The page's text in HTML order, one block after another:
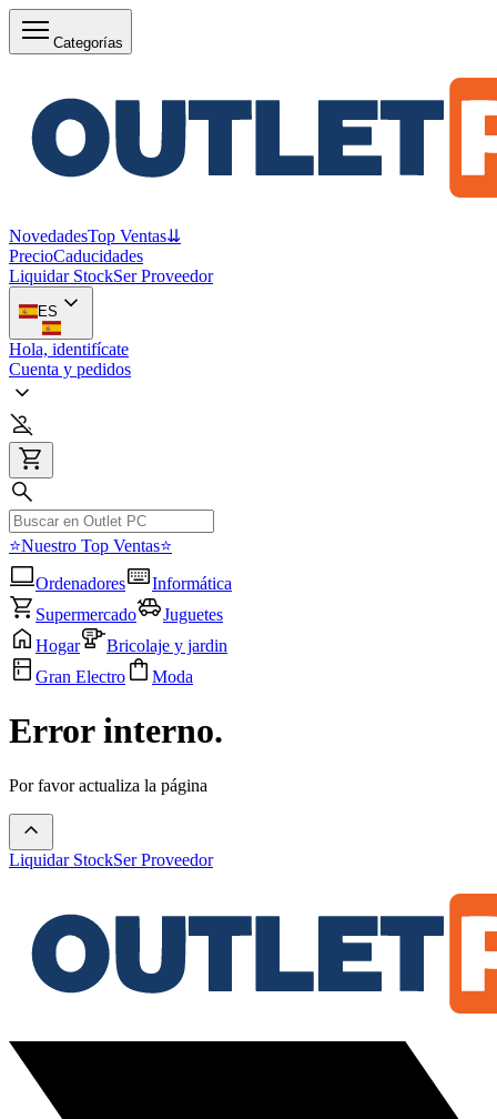
Categorías
NovedadesTop Ventas⇊
PrecioCaducidades
Liquidar StockSer Proveedor
ES
Hola, identifícate
Cuenta y pedidos
⭐Nuestro Top Ventas⭐
Ordenadores
Informática
Supermercado
Juguetes
Hogar
Bricolaje y jardin
Gran Electro
Moda
Error interno.
Por favor actualiza la página
Liquidar StockSer Proveedor